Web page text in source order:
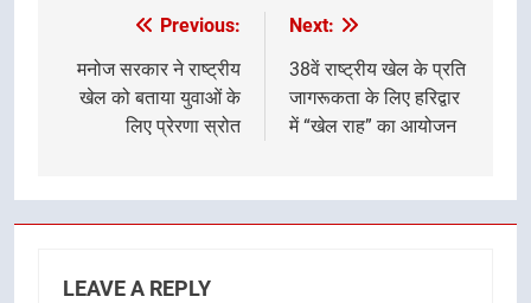
navigation
Previous:
मनोज सरकार ने राष्ट्रीय
खेल को बताया युवाओं के
लिए प्रेरणा स्रोत
Next:
38वें राष्ट्रीय खेल के प्रति
जागरूकता के लिए हरिद्वार
में “खेल राह” का आयोजन
LEAVE A REPLY